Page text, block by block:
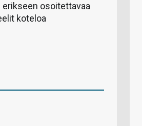
osoitettavaa
koteloa